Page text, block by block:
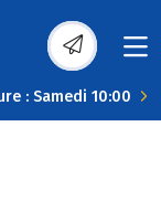
: Samedi 10:00